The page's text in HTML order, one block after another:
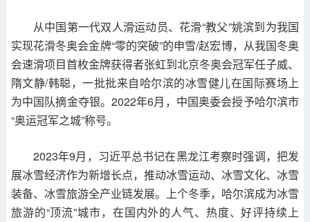
从中国第一代双人滑运动员、花滑“教父”姚滨到为我国
实现花滑冬奥会金牌“零的突破”的申雪/赵宏博，从我国冬奥
会速滑项目首枚金牌获得者张虹到北京冬奥会冠军任子威、
隋文静/韩聪，一批批来自哈尔滨的冰雪健儿在国际赛场上
为中国队摘金夺银。2022年6月，中国奥委会授予哈尔滨市
“奥运冠军之城”称号。
2023年9月，习近平总书记在黑龙江考察时强调，把发
展冰雪经济作为新增长点，推动冰雪运动、冰雪文化、冰雪
装备、冰雪旅游全产业链发展。上个冬季，哈尔滨成为冰雪
旅游的“顶流”城市，在国内外的人气、热度、好评持续上